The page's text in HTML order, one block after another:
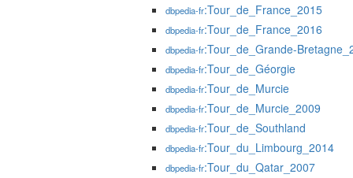
dbpedia-fr:Tour_de_France_2015
dbpedia-fr:Tour_de_France_2016
dbpedia-fr:Tour_de_Grande-
dbpedia-fr:Tour_de_Géorgie
dbpedia-fr:Tour_de_Murcie
dbpedia-fr:Tour_de_Murcie_2009
dbpedia-fr:Tour_de_Southland
dbpedia-fr:Tour_du_Limbourg_2014
dbpedia-fr:Tour_du_Qatar_2007